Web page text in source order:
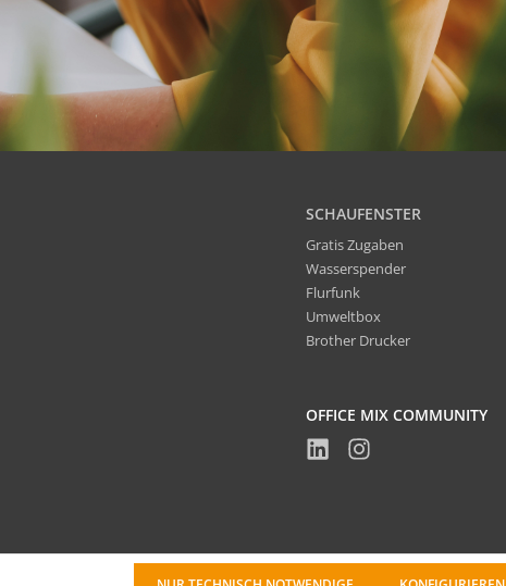
SCHAUFENSTER
Gratis Zugaben
Wasserspender
Flurfunk
Umweltbox
Brother Drucker
OFFICE MIX COMMUNITY